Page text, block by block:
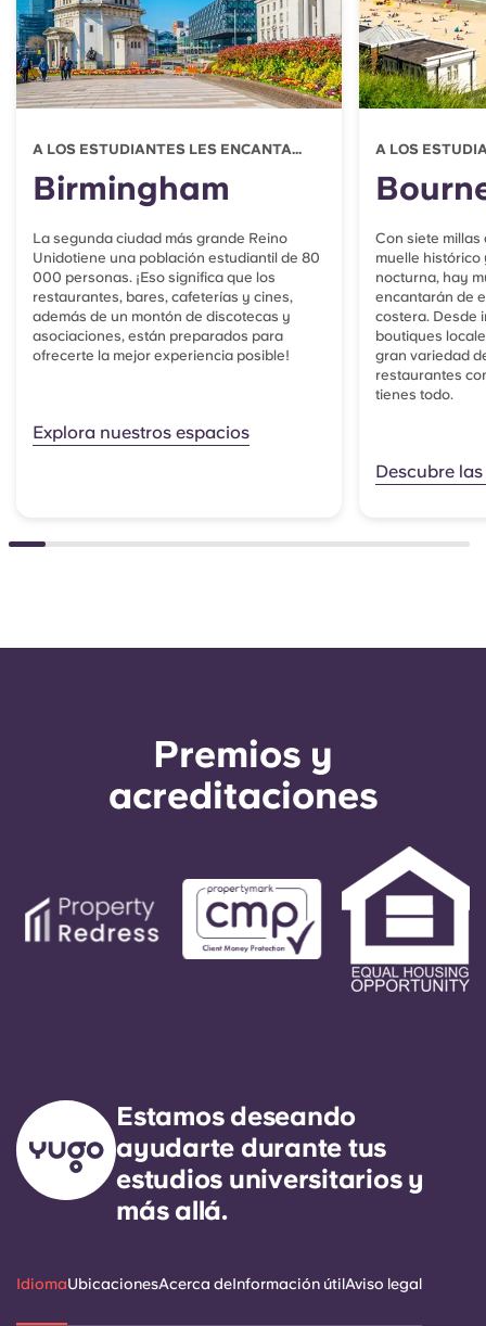
A LOS ESTUDIANTES LES ENCANTA...
Birmingham
La segunda ciudad más grande Reino
Unidotiene una población estudiantil de 80
000 personas. ¡Eso significa que los
restaurantes, bares, cafeterías y cines,
además de un montón de discotecas y
asociaciones, están preparados para
ofrecerte la mejor experiencia posible!
Explora nuestros espacios
A LOS
Con siete millas
muelle histórico
nocturna, hay
encantarán de
costera. Desde
boutiques
gran variedad
restaurantes
tienes todo.
Descubre
Premios y
acreditaciones
Estamos deseando
ayudarte durante tus
estudios universitarios y
más allá.
IdiomaUbicacionesAcerca deInformación útilAviso legal